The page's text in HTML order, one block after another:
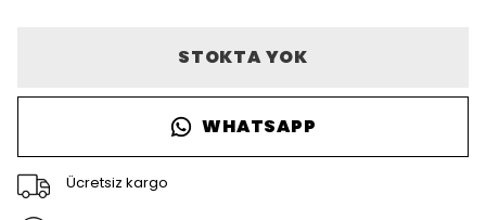
STOKTA YOK
WHATSAPP
Ücretsiz kargo